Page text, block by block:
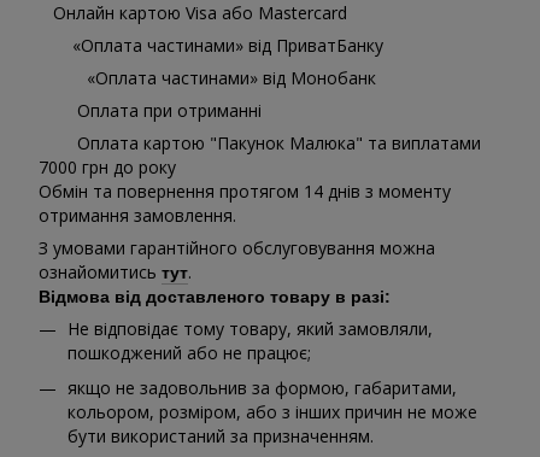
Онлайн картою Visa або Mastercard
«Оплата частинами» від ПриватБанку
«Оплата частинами» від Монобанк
Оплата при отриманні
Оплата картою "Пакунок Малюка" та виплатами
7000 грн до року
Обмін та повернення протягом 14 днів з моменту
отримання замовлення.
З умовами гарантійного обслуговування можна
ознайомитись тут.
Відмова від доставленого товару в разі:
Не відповідає тому товару, який замовляли,
пошкоджений або не працює;
якщо не задовольнив за формою, габаритами,
кольором, розміром, або з інших причин не може
бути використаний за призначенням.